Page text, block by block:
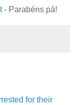
- Parabéns pá!
for their